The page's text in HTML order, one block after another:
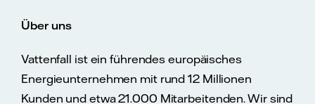
Über uns
Vattenfall ist ein führendes europäisches
Energieunternehmen mit rund 12 Millionen
Kunden und etwa 21.000 Mitarbeitenden. Wir sind